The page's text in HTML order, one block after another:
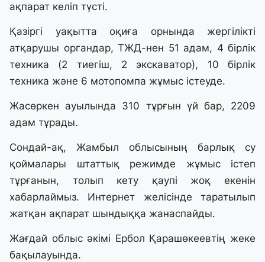
ақпарат келіп түсті.
Қазіргі уақытта оқиға орнында жергілікті
атқарушы органдар, ТЖД-нен 51 адам, 4 бірлік
техника (2 тиегіш, 2 экскаватор), 10 бірлік
техника және 6 мотопомпа жұмыс істеуде.
Жасөркен ауылында 310 тұрғын үй бар, 2209
адам тұрады.
Сондай-ақ, Жамбыл облысының барлық су
қоймалары штаттық режимде жұмыс істеп
тұрғанын, толып кету қаупі жоқ екенін
хабарлаймыз. Интернет желісінде таратылып
жатқан ақпарат шындыққа жанаспайды.
Жағдай облыс әкімі Ербол Қарашөкеевтің жеке
бақылауында.